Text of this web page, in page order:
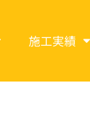
施工実績